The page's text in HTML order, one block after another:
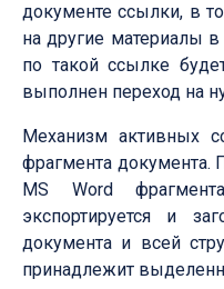
документе ссылки, в
на другие материалы
по такой ссылке
выполнен переход на
Механизм активных
фрагмента документа.
MS Word
экспортируется и
документа и всей
принадлежит